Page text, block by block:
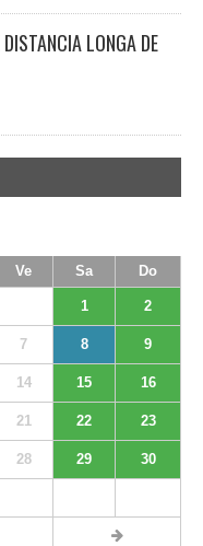
LONGA DE
Ve Sa Do
1 2
7 8 9
14 15 16
21 22 23
28 29 30